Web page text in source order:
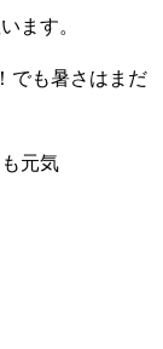
ます。
でも暑さはまだ
元気